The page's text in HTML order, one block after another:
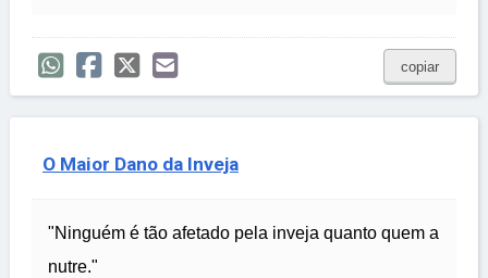
copiar
O Maior Dano da Inveja
"Ninguém é tão afetado pela inveja quanto quem a
nutre."